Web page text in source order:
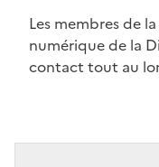
Les membres de
numérique de la
contact tout au